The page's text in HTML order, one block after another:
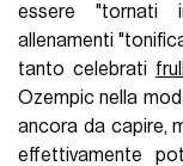
essere "tornati
allenamenti
tanto celebrati
Ozempic nella
ancora da capire,
effettivamente